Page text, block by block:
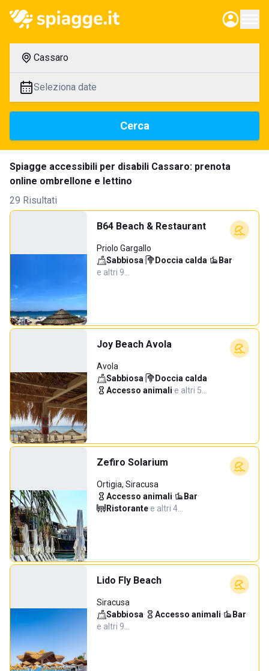
Cassaro
Seleziona date
Cerca
Spiagge accessibili per disabili Cassaro: prenota
online ombrellone e lettino
29 Risultati
B64 Beach & Restaurant
Priolo Gargallo
Sabbiosa· Doccia calda· Bar·
e altri 9…
Joy Beach Avola
Avola
Sabbiosa· Doccia calda·
Accesso animali·e altri 5…
Zefiro Solarium
Ortigia, Siracusa
Accesso animali· Bar·
Ristorante·e altri 4…
Lido Fly Beach
Siracusa
Sabbiosa· Accesso animali· Bar·
e altri 9…